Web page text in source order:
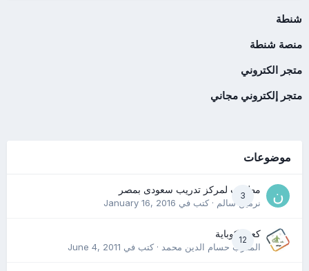
شنطة
منصة شنطة
متجر الكتروني
متجر إلكتروني مجاني
موضوعات
3
مطلوب لمركز تدريب سعودى بمصر
نرمين سالم· كتب في January 16, 2016
12
كعب كوباية
المدرب حسام الدين محمد· كتب في June 4, 2011